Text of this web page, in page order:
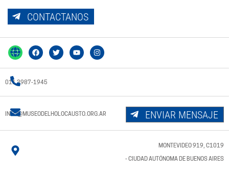
CONTACTANOS
011 3987-1945
INFO@MUSEODELHOLOCAUSTO.ORG.AR ENVIAR MENSAJE
MONTEVIDEO 919, C1019
- CIUDAD AUTÓNOMA DE BUENOS AIRES